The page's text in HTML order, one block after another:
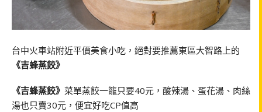
台中火車站附近平價美食小吃，絕對要推薦東區大智路上的
《吉蜂蒸餃》
《吉蜂蒸餃》 菜單蒸餃一籠只要40元，酸辣湯、蛋花湯、肉絲
湯也只賣30元，便宜好吃CP值高